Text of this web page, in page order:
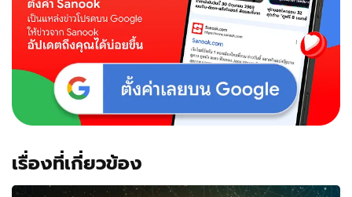
เรื่องที่เกี่ยวข้อง